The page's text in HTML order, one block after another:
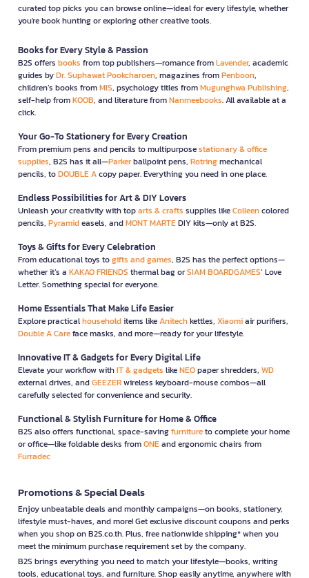
curated top picks you can browse online—ideal for every lifestyle, whether
you're book hunting or exploring other creative tools.
Books for Every Style & Passion
B2S offers books from top publishers—romance fromLavender, academic
guides byDr. Suphawat Pookcharoen, magazines fromPenboon,
children’s books fromMIS, psychology titles fromMugunghwa Publishing,
self-help fromKOOB, and literature fromNanmeebooks. All available at a
click.
Your Go-To Stationery for Every Creation
From premium pens and pencils to multipurposestationary & office
supplies, B2S has it all—Parkerballpoint pens, Rotringmechanical
pencils, toDOUBLE Acopy paper. Everything you need in one place.
Endless Possibilities for Art & DIY Lovers
Unleash your creativity with toparts & crafts supplies likeColleencolored
pencils, Pyramideasels, andMONT MARTEDIY kits—only at B2S.
Toys & Gifts for Every Celebration
From educational toys togifts and games, B2S has the perfect options—
whether it’s a KAKAO FRIENDS thermal bag orSIAM BOARDGAMES’ Love
Letter. Something special for everyone.
Home Essentials That Make Life Easier
Explore practicalhouseholditems likeAnitechkettles, Xiaomiair purifiers,
Double A Careface masks, and more—ready for your lifestyle.
Innovative IT & Gadgets for Every Digital Life
Elevate your workflow withIT & gadgets likeNEOpaper shredders, WD
external drives, andGEEZERwireless keyboard-mouse combos—all
carefully selected for convenience and security.
Functional & Stylish Furniture for Home & Office
B2S also offers functional, space-savingfurnitureto complete your home
or office—like foldable desks fromONEand ergonomic chairs from
Furradec
Promotions & Special Deals
Enjoy unbeatable deals and monthly campaigns—on books, stationery,
lifestyle must-haves, and more! Get exclusive discount coupons and perks
when you shop on B2S.co.th. Plus, free nationwide shipping* when you
meet the minimum purchase requirement set by the company.
B2S brings everything you need to match your lifestyle—books, writing
tools, educational toys, and furniture. Shop easily anytime, anywhere with